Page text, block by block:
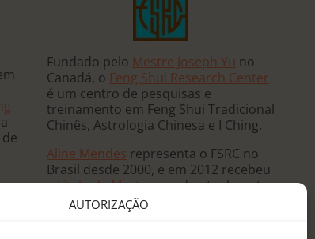
AUTORIZAÇÃO
Fundado pelo Mestre Joseph Yu no
Canadá, o Feng Shui Research Center
é um centro de pesquisas e
treinamento em Feng Shui Tradicional
Chinês, Astrologia Chinesa e I Ching.
Aline Mendes representa o FSRC no
Brasil desde 2000, e em 2012 recebeu
otítulo de Mestre, sendo atualmente
a únicaMentora Oficial
língua portuguesa.